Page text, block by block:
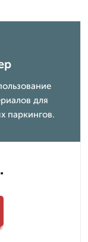
для
паркингов.